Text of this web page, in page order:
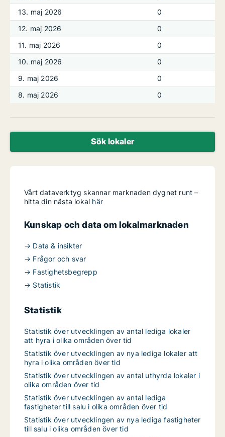
13. maj 2026
0
12. maj 2026
0
11. maj 2026
0
10. maj 2026
0
9. maj 2026
0
8. maj 2026
0
Sök lokaler
Vårt dataverktyg skannar marknaden dygnet runt –
hitta din nästa lokal här
Kunskap och data om lokalmarknaden
→ Data & insikter
→ Frågor och svar
→ Fastighetsbegrepp
→ Statistik
Statistik
Statistik över utvecklingen av antal lediga lokaler
att hyra i olika områden över tid
Statistik över utvecklingen av nya lediga lokaler att
hyra i olika områden över tid
Statistik över utvecklingen av antal uthyrda lokaler i
olika områden över tid
Statistik över utvecklingen av antal lediga
fastigheter till salu i olika områden över tid
Statistik över utvecklingen av nya lediga fastigheter
till salu i olika områden över tid